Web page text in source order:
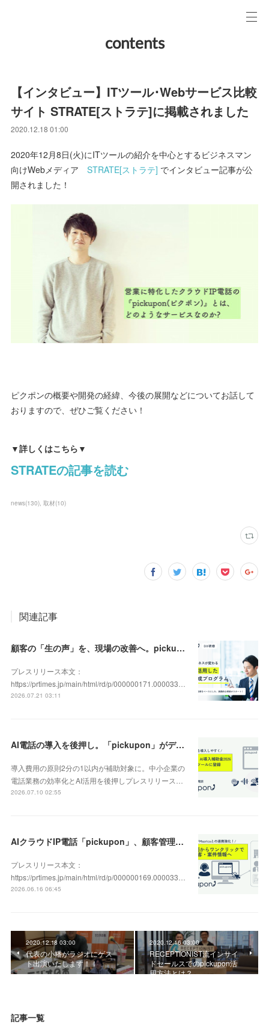
contents
【インタビュー】ITツール･Webサービス比較
サイト STRATE[ストラテ]に掲載されました
2020.12.18 01:00
2020年12月8日(火)にITツールの紹介を中心とするビジネスマン
向けWebメディアSTRATE[ストラテ] でインタビュー記事が公
開されました！
ピクポンの概要や開発の経緯、今後の展開などについてお話して
おりますので、ぜひご覧ください！
▼詳しくはこちら▼
STRATEの記事を読む
news(130) 取材(10)
関連記事
顧客の「生の声」を、現場の改善へ。pickupon、実践型「DX人材育成研修」の提供を開始
プレスリリース本文：
https://prtimes.jp/main/html/rd/p/000000171.000033…
2026.07.21 03:11
AI電話の導入を後押し。「pickupon」がデジタル化・AI導入補助金2026（旧IT導入補助金）の対象ツールとして登録
導入費用の原則2分の1以内が補助対象に。中小企業の
電話業務の効率化とAI活用を後押しプレスリリース…
2026.07.10 02:55
AIクラウドIP電話「pickupon」、顧客管理システム「Mazrica」上の顧客や案件の詳細情報へワンクリックで遷移できる新機能を追加
プレスリリース本文：
https://prtimes.jp/main/html/rd/p/000000169.000033…
2026.06.16 06:45
2020.12.18 03:00
代表の小幡がラジオにゲス
ト出演いたします！！
2020.12.16 03:00
RECEPTIONIST流インサイ
ドセールスでのpickupon活
用方法とは？
記事一覧